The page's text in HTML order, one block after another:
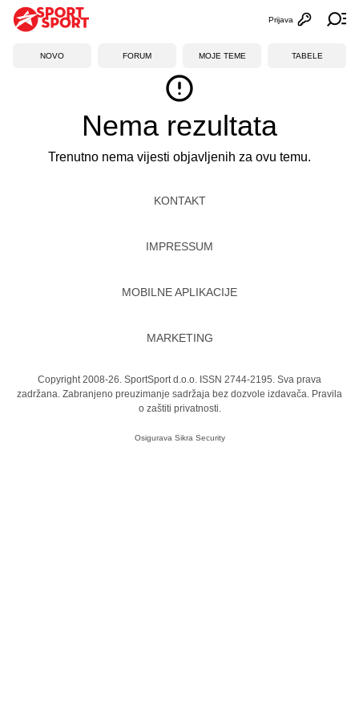
Otvori
Prijava
NOVO FORUM MOJE TEME TABELE
Nema rezultata
Trenutno nema vijesti objavljenih za ovu temu.
KONTAKT
IMPRESSUM
MOBILNE APLIKACIJE
MARKETING
Copyright 2008-26. SportSport d.o.o. ISSN 2744-2195. Sva prava
zadržana. Zabranjeno preuzimanje sadržaja bez dozvole izdavača. Pravila
o zaštiti privatnosti.
Osigurava Sikra Security